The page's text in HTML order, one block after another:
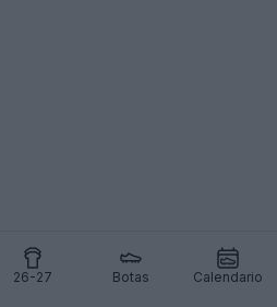
26-27 Botas Calendario